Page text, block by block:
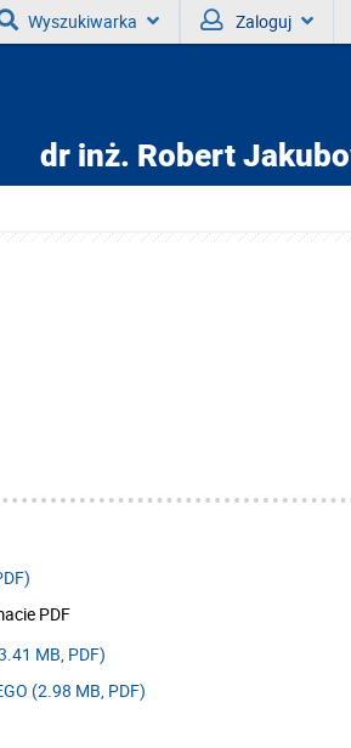
Wyszukiwarka Zaloguj
dr inż. Robert
PDF
MB, PDF)
(2.98 MB, PDF)